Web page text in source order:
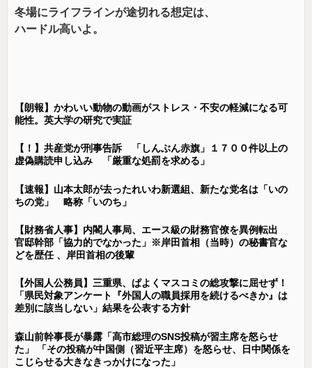
冬場にライフラインが途切れる想定は、
ハードル高いよ。
【朗報】かわいい動物の動画がストレス・不安の軽減になる可
能性。英大学の研究で実証
【！】共産党が刑事告訴 「しんぶん赤旗」１７００件以上の
虚偽購読申し込み 「厳重な処罰を求める」
【速報】山本太郎が去ったれいわ新選組、新たな党名は「いの
ちの党」 略称「いのち」
【財務省人事】内閣人事局、エース級の財務官僚を異例転出
官邸幹部「協力的でなかった」※岸田首相（当時）の秘書官な
どを歴任 、岸田首相の後輩
【外国人公務員】三重県、ぱよくマスコミの総攻撃に屈せず！
「県民対象アンケート『外国人の職員採用を続けるべきか』は
差別に該当しない」結果を公表する方針
森山前幹事長が暴露「高市総理のSNS投稿が習主席を怒らせ
た」 「その投稿が中国側（習近平主席）を怒らせ、日中関係を
こじらせる大きなきっかけになった」